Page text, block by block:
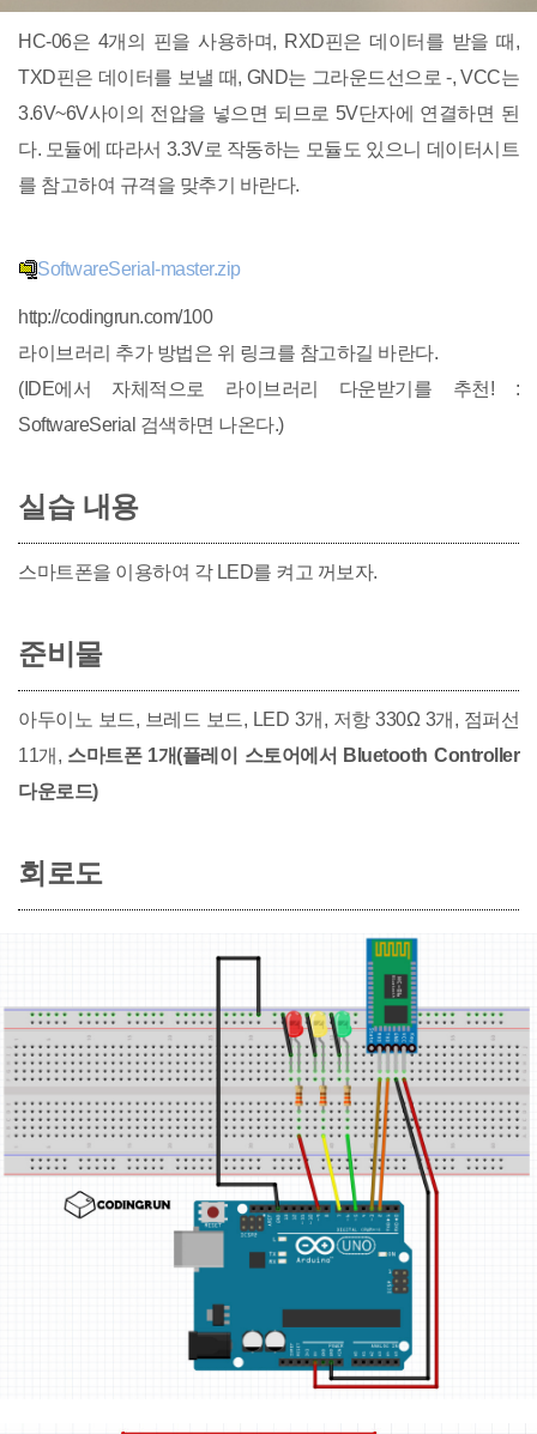
HC-06은 4개의 핀을 사용하며, RXD핀은 데이터를 받을 때,
TXD핀은 데이터를 보낼 때, GND는 그라운드선으로 -, VCC는
3.6V~6V사이의 전압을 넣으면 되므로 5V단자에 연결하면 된
다. 모듈에 따라서 3.3V로 작동하는 모듈도 있으니 데이터시트
를 참고하여 규격을 맞추기 바란다.
SoftwareSerial-master.zip
http://codingrun.com/100
라이브러리 추가 방법은 위 링크를 참고하길 바란다.
(IDE에서 자체적으로 라이브러리 다운받기를 추천! :
SoftwareSerial 검색하면 나온다.)
실습 내용
스마트폰을 이용하여 각 LED를 켜고 꺼보자.
준비물
아두이노 보드, 브레드 보드, LED 3개, 저항 330Ω 3개, 점퍼선
11개, 스마트폰 1개(플레이 스토어에서 Bluetooth Controller
다운로드)
회로도